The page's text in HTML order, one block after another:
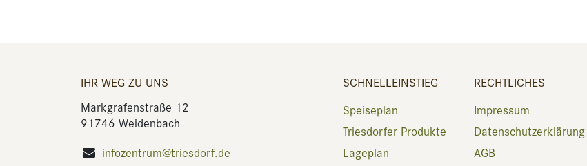
IHR WEG ZU UNS
Markgrafenstraße 12
91746 Weidenbach
infozentrum@triesdorf.de
SCHNELLEINSTIEG
Speiseplan
Triesdorfer Produkte
Lageplan
RECHTLICHES
Impressum
Datenschutzerklärung
AGB